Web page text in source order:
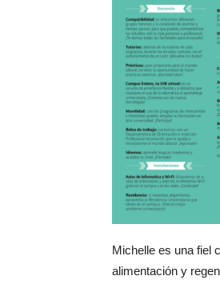
Michelle es una fiel
alimentación y